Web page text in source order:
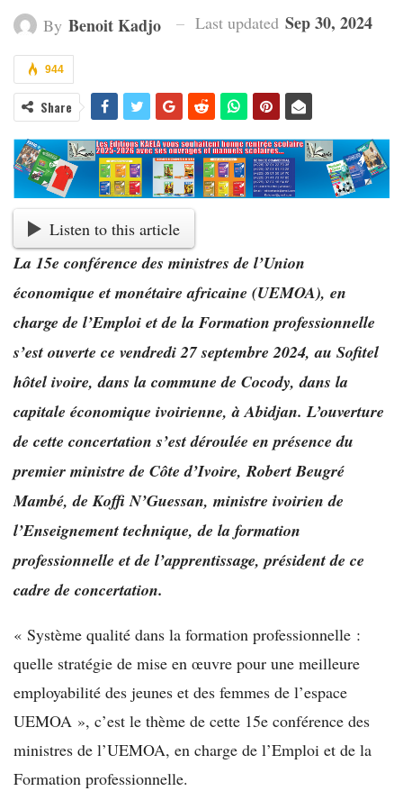
By Benoit Kadjo Last updated Sep 30, 2024
944
Share
Listen to this article
La 15e conférence des ministres de l’Union
économique et monétaire africaine (UEMOA), en
charge de l’Emploi et de la Formation professionnelle
s’est ouverte ce vendredi 27 septembre 2024, au Sofitel
hôtel ivoire, dans la commune de Cocody, dans la
capitale économique ivoirienne, à Abidjan. L’ouverture
de cette concertation s’est déroulée en présence du
premier ministre de Côte d’Ivoire, Robert Beugré
Mambé, de Koffi N’Guessan, ministre ivoirien de
l’Enseignement technique, de la formation
professionnelle et de l’apprentissage, président de ce
cadre de concertation.
« Système qualité dans la formation professionnelle :
quelle stratégie de mise en œuvre pour une meilleure
employabilité des jeunes et des femmes de l’espace
UEMOA », c’est le thème de cette 15e conférence des
ministres de l’UEMOA, en charge de l’Emploi et de la
Formation professionnelle.